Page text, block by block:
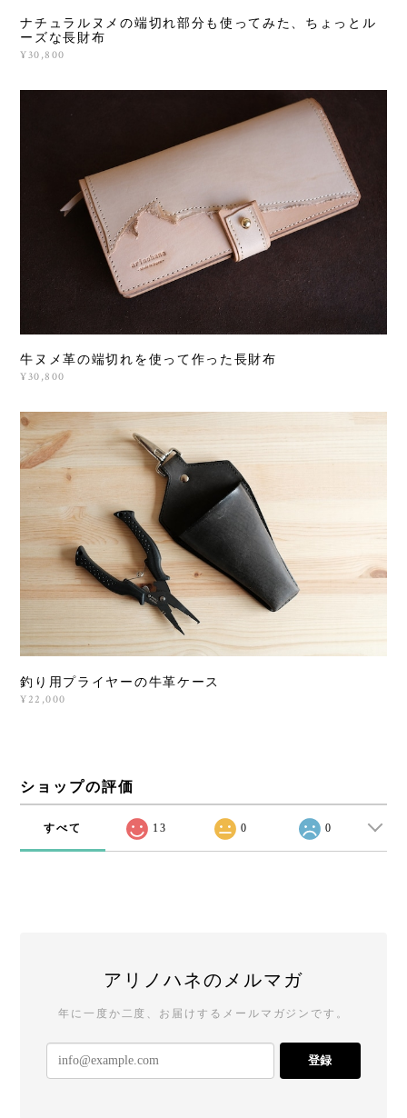
ナチュラルヌメの端切れ部分も使ってみた、ちょっとル
ーズな長財布
¥30,800
牛ヌメ革の端切れを使って作った長財布
¥30,800
釣り用プライヤーの牛革ケース
¥22,000
ショップの評価
すべて 13 0 0
アリノハネのメルマガ
年に一度か二度、お届けするメールマガジンです。
登録